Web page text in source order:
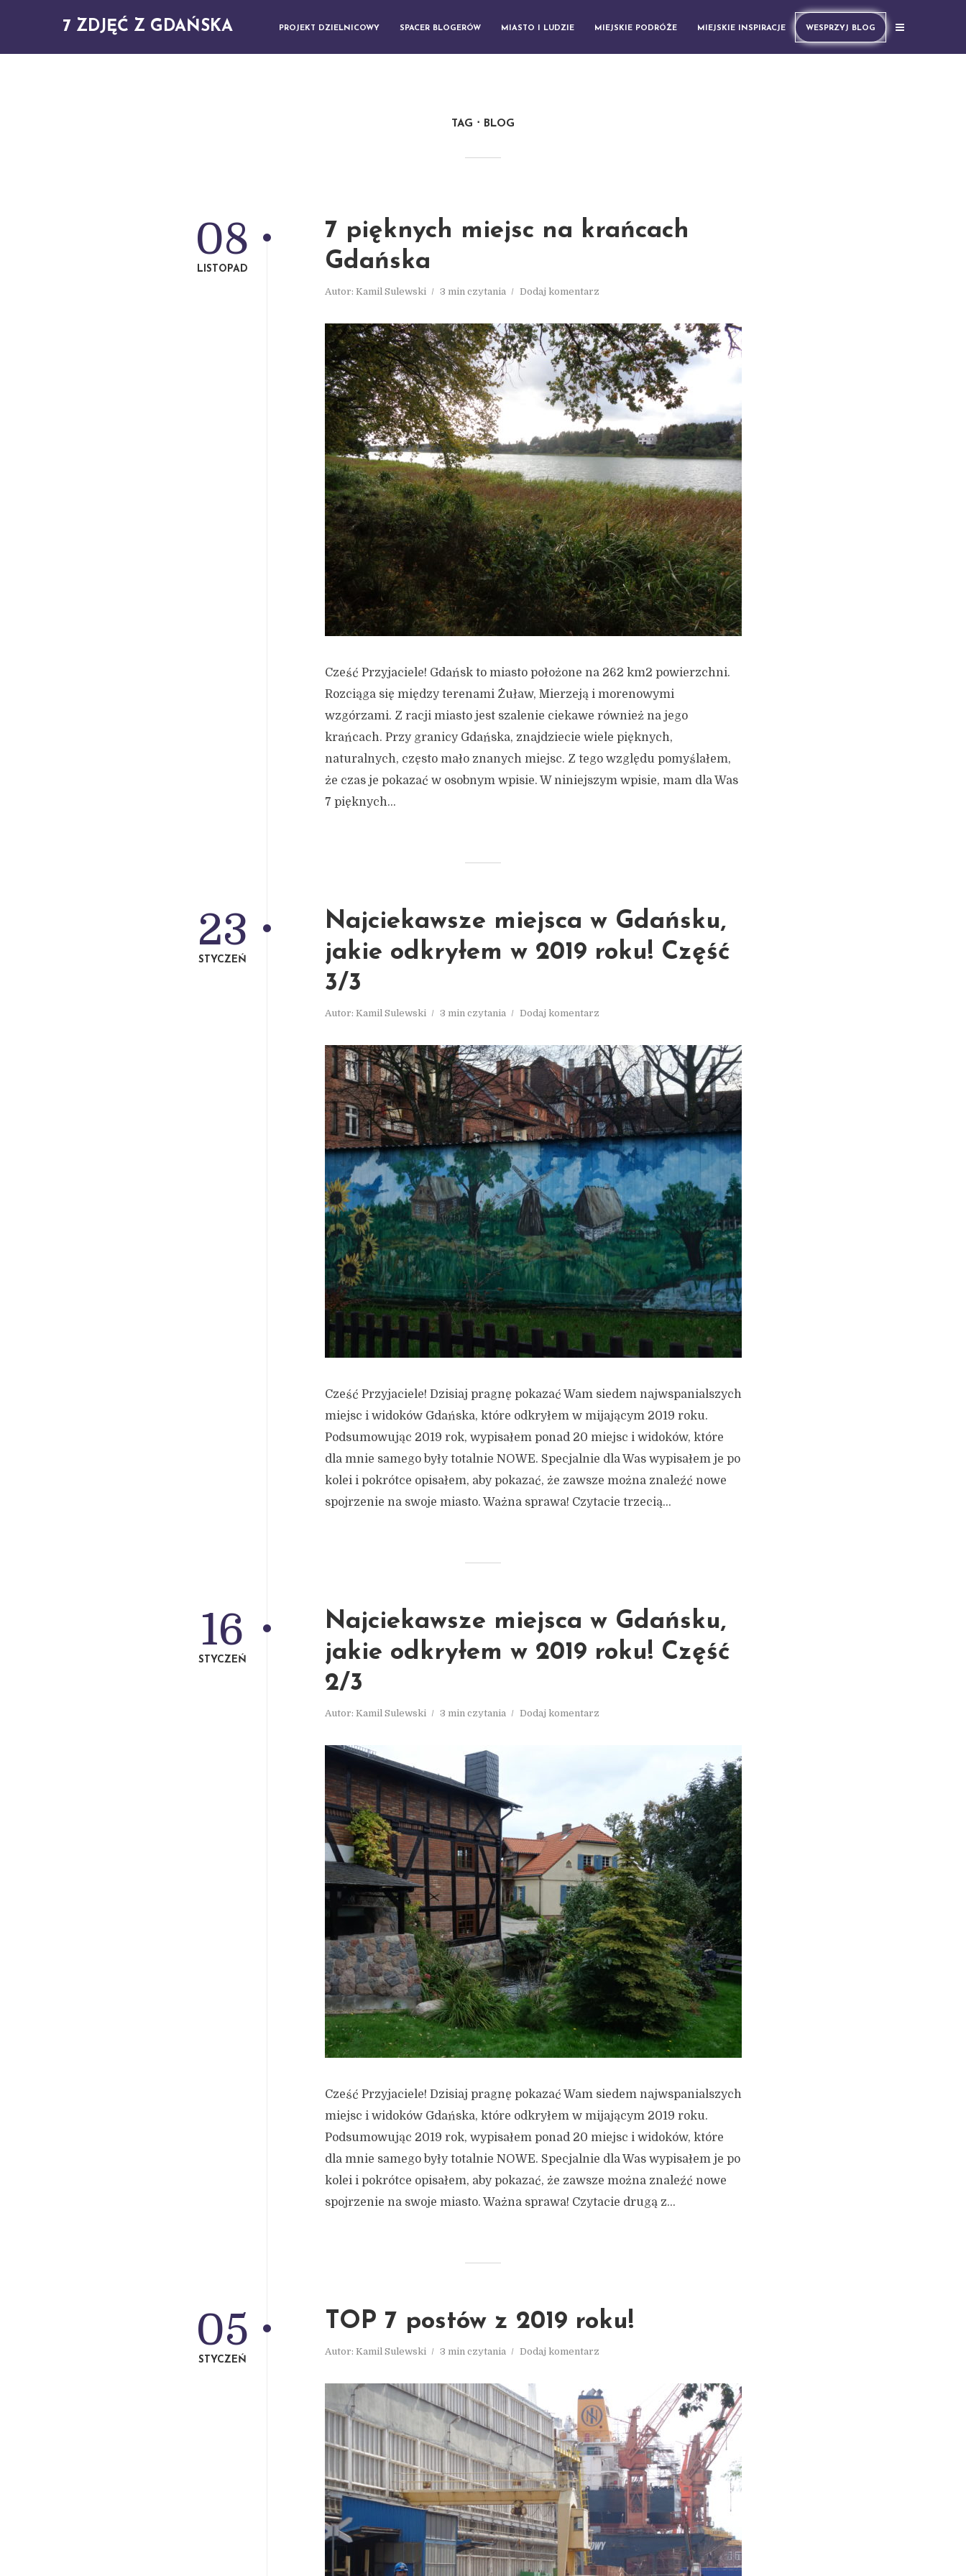
7 ZDJĘĆ Z GDAŃSKA PROJEKT DZIELNICOWY SPACER BLOGERÓW MIASTO I LUDZIE MIEJSKIE PODRÓŻE MIEJSKIE INSPIRACJE WESPRZYJ BLOG
TAG BLOG
7 pięknych miejsc na krańcach
Gdańska
Autor: Kamil Sulewski 3 min czytania Dodaj komentarz
08
LISTOPAD
Cześć Przyjaciele! Gdańsk to miasto położone na 262 km2 powierzchni.
Rozciąga się między terenami Żuław, Mierzeją i morenowymi
wzgórzami. Z racji miasto jest szalenie ciekawe również na jego
krańcach. Przy granicy Gdańska, znajdziecie wiele pięknych,
naturalnych, często mało znanych miejsc. Z tego względu pomyślałem,
że czas je pokazać w osobnym wpisie. W niniejszym wpisie, mam dla Was
7 pięknych...
Najciekawsze miejsca w Gdańsku,
jakie odkryłem w 2019 roku! Część
3/3
Autor: Kamil Sulewski 3 min czytania Dodaj komentarz
23
STYCZEŃ
Cześć Przyjaciele! Dzisiaj pragnę pokazać Wam siedem najwspanialszych
miejsc i widoków Gdańska, które odkryłem w mijającym 2019 roku.
Podsumowując 2019 rok, wypisałem ponad 20 miejsc i widoków, które
dla mnie samego były totalnie NOWE. Specjalnie dla Was wypisałem je po
kolei i pokrótce opisałem, aby pokazać, że zawsze można znaleźć nowe
spojrzenie na swoje miasto. Ważna sprawa! Czytacie trzecią...
Najciekawsze miejsca w Gdańsku,
jakie odkryłem w 2019 roku! Część
2/3
Autor: Kamil Sulewski 3 min czytania Dodaj komentarz
16
STYCZEŃ
Cześć Przyjaciele! Dzisiaj pragnę pokazać Wam siedem najwspanialszych
miejsc i widoków Gdańska, które odkryłem w mijającym 2019 roku.
Podsumowując 2019 rok, wypisałem ponad 20 miejsc i widoków, które
dla mnie samego były totalnie NOWE. Specjalnie dla Was wypisałem je po
kolei i pokrótce opisałem, aby pokazać, że zawsze można znaleźć nowe
spojrzenie na swoje miasto. Ważna sprawa! Czytacie drugą z...
TOP 7 postów z 2019 roku!
Autor: Kamil Sulewski 3 min czytania Dodaj komentarz
05
STYCZEŃ